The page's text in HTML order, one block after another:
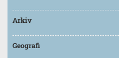
Arkiv
Geografi